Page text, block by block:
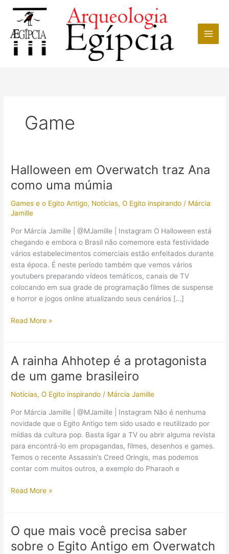
conteúdo
Game
Halloween em Overwatch traz Ana
como uma múmia
Games e o Egito Antigo, Notícias,O Egito inspirando / Márcia
Jamille
Por Márcia Jamille | @MJamille | Instagram O Halloween está
chegando e embora o Brasil não comemore esta festividade
vários estabelecimentos comerciais estão enfeitados durante
esta época. É neste período também que vemos vários
youtubers preparando vídeos temáticos, canais de TV
colocando em sua grade de programação filmes de suspense
e horror e jogos online atualizando seus cenários […]
Halloween
Ana
como
múmia
Read More »
A rainha Ahhotep é a protagonista
de um game brasileiro
Notícias,O Egito inspirando / Márcia Jamille
Por Márcia Jamille | @MJamille | Instagram Não é nenhuma
novidade que o Egito Antigo tem sido usado e reutilizado por
mídias da cultura pop. Basta ligar a TV ou abrir alguma revista
para encontrá-lo em propagandas, filmes, desenhos e games.
Temos o recente Assassin’s Creed Oringis, mas podemos
contar com muitos outros, a exemplo do Pharaoh e
A
a
protagonista
Read More »
O que mais você precisa saber
sobre o Egito Antigo em Overwatch